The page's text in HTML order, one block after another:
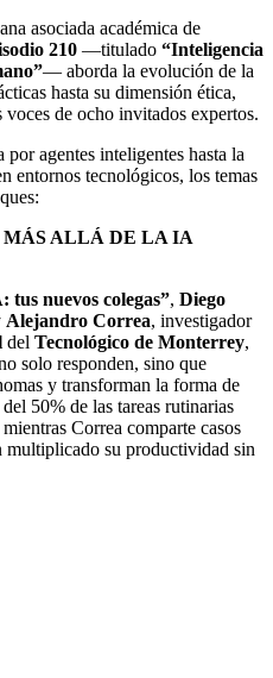
asociada académica de
210 —titulado “Inteligencia
— aborda la evolución de la
hasta su dimensión ética,
de ocho invitados expertos.
agentes inteligentes hasta la
entornos tecnológicos, los temas
ALLÁ DE LA IA
tus nuevos colegas”, Diego
Alejandro Correa, investigador
del Tecnológico de Monterrey,
solo responden, sino que
y transforman la forma de
50% de las tareas rutinarias
Correa comparte casos
multiplicado su productividad sin